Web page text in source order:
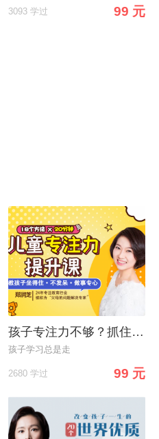
3093 学过 99 元
孩子专注力不够？抓住黄金纠正期，18堂课轻松打造孩子超强专注力，收获好成绩！
孩子学习总是走
2680 学过 99 元